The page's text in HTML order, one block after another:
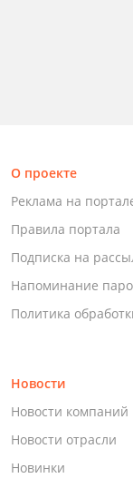
О проекте
Реклама на
Правила портала
Подписка на
Напоминание
Политика
Новости
Новости компаний
Новости отрасли
Новинки